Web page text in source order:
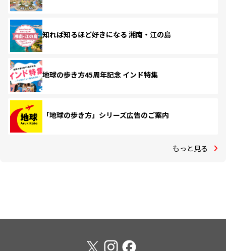
知れば知るほど好きになる 湘南・江の島
地球の歩き方45周年記念 インド特集
「地球の歩き方」シリーズ広告のご案内
もっと見る